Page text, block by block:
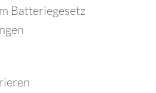
Batteriegesetz